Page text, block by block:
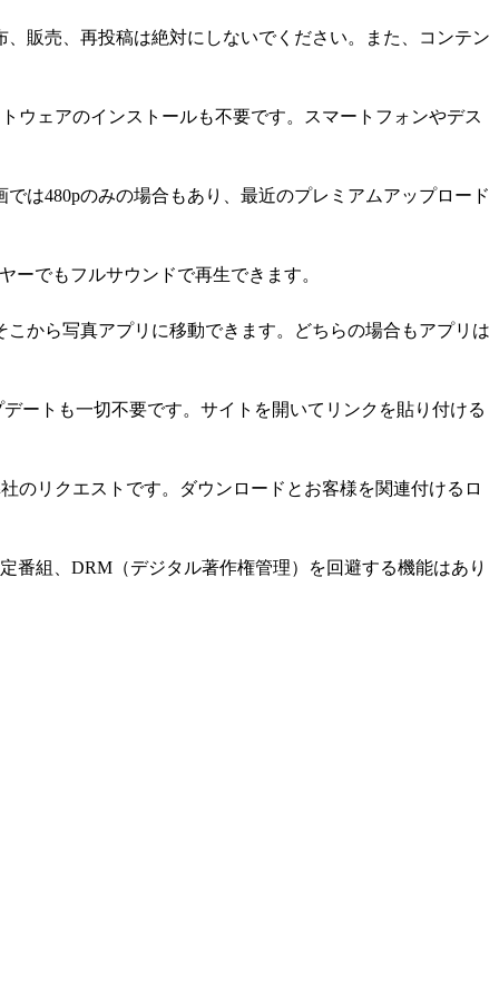
販売、再投稿は絶対にしないでください。また、コンテン
ウェアのインストールも不要です。スマートフォンやデス
は480pのみの場合もあり、最近のプレミアムアップロード
でもフルサウンドで再生できます。
から写真アプリに移動できます。どちらの場合もアプリは
ートも一切不要です。サイトを開いてリンクを貼り付ける
のリクエストです。ダウンロードとお客様を関連付けるロ
番組、DRM（デジタル著作権管理）を回避する機能はあり